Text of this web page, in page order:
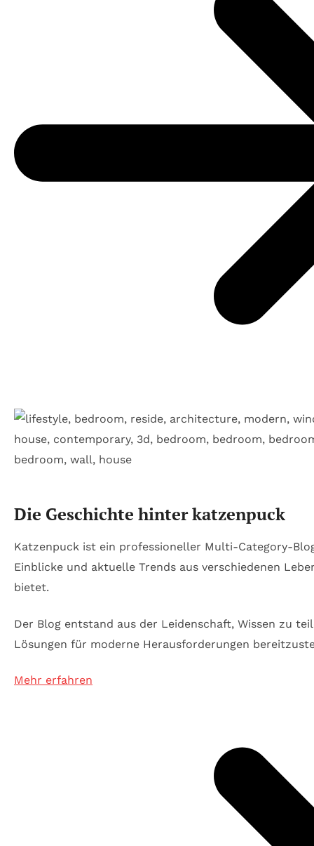
Die Geschichte hinter katzenpuck
Katzenpuck ist ein professioneller Multi-Category-
Einblicke und aktuelle Trends aus verschiedenen
bietet.
Der Blog entstand aus der Leidenschaft, Wissen zu
Lösungen für moderne Herausforderungen
Mehr erfahren